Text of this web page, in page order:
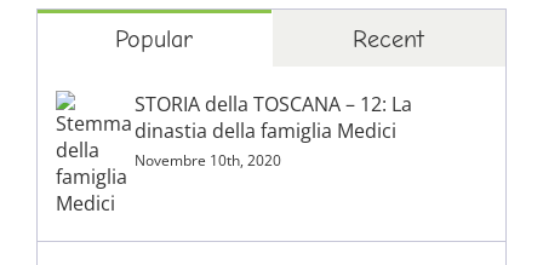
Popular Recent
STORIA della TOSCANA – 12: La
dinastia della famiglia Medici
Novembre 10th, 2020